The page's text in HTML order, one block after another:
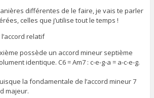
différentes de le faire, je vais te parler
celles que j’utilise tout le temps !
relatif
possède un accord mineur septième
identique. C6 = Am7 : c-e-g-a = a-c-e-g.
la fondamentale de l’accord mineur 7
majeur.